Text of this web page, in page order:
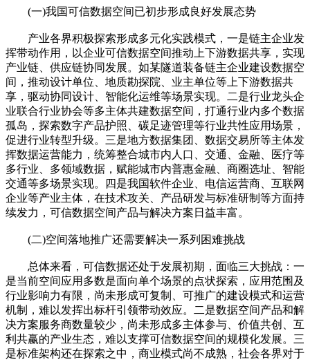
(一)我国可信数据空间已初步形成良好发展态势
产业各界积极探索形成多元化实践模式，一是链主企业发
挥带动作用，以企业可信数据空间推动上下游数据共享，实现
产业链、供应链协同发展。如某隧道装备链主企业建设数据空
间，推动设计单位、地质勘探院、业主单位等上下游数据共
享，驱动协同设计、智能化运维等场景实现。二是行业龙头企
业联合行业协会等多主体共建数据空间，打通行业内多个数据
孤岛，探索数字产品护照、碳足迹管理等行业共性应用场景，
促进行业转型升级。三是地方数据集团、数据交易所等主体发
挥数据运营能力，统筹整合城市内人口、交通、金融、医疗等
多行业、多领域数据，赋能城市内普惠金融、商圈选址、智能
交通等多场景实现。四是我国软件企业、电信运营商、互联网
企业等产业主体，在技术攻关、产品研发与标准研制等方面持
续发力，可信数据空间产品与解决方案日益丰富。
(二)空间落地推广还需要解决一系列困难挑战
总体来看，可信数据还处于发展初期，面临三大挑战：一
是当前空间应用多数是面向单个场景的点状探索，应用范围及
行业影响力有限，尚未形成可复制、可推广的建设模式和运营
机制，难以发挥出标杆引领带动效应。二是数据空间产品和解
决方案服务商数量较少，尚未形成多主体参与、价值共创、互
利共赢的产业生态，难以支撑可信数据空间的规模化发展。三
是标准架构还在探索之中，商业模式尚不成熟，社会各界对于